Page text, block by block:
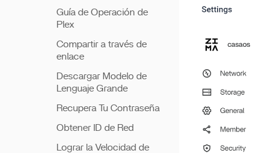
Guía de Operación de
Plex
Compartir a través de
enlace
Descargar Modelo de
Lenguaje Grande
Recupera Tu Contraseña
Obtener ID de Red
Lograr la Velocidad de